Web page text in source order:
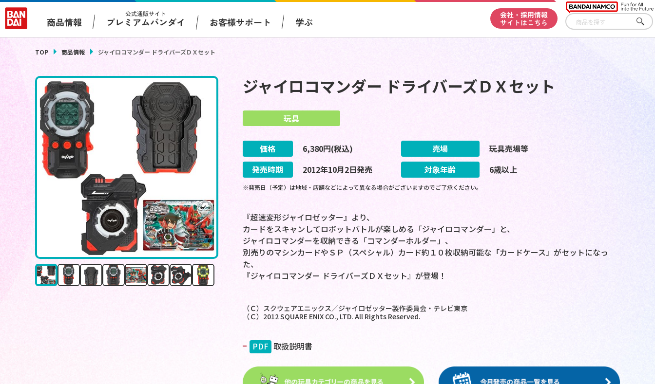
商品情報
公式通販サイト
プレミアムバンダイ お客様サポート 学ぶ
会社・採用情報
サイトはこちら
さが
す
TOP 商品情報 ジャイロコマンダー ドライバーズＤＸセット
ジャイロコマンダー ドライバーズＤＸセット
玩具
価格 6,380円(税込) 売場
玩具売場等
発売時期
2012年10月2日発売 対象年齢 6歳以上
※発売日（予定）は地域・店舗などによって異なる場合がございますのでご了承ください。
『超速変形ジャイロゼッター』より、
カードをスキャンしてロボットバトルが楽しめる「ジャイロコマンダー」と、
ジャイロコマンダーを収納できる「コマンダーホルダー」、
別売りのマシンカードやＳＰ（スペシャル）カード約１０枚収納可能な「カードケース」がセットになっ
た、
『ジャイロコマンダー ドライバーズＤＸセット』が登場！
（Ｃ）スクウェアエニックス／ジャイロゼッター製作委員会・テレビ東京
（Ｃ）2012 SQUARE ENIX CO., LTD. All Rights Reserved.
PDF 取扱説明書